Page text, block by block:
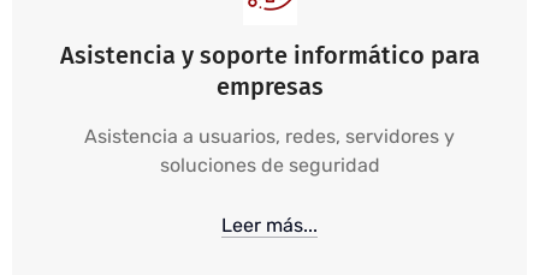
Asistencia y soporte informático para
empresas
Asistencia a usuarios, redes, servidores y
soluciones de seguridad
Leer más...